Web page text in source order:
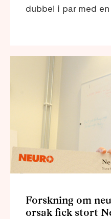
dubbel i par med
Forskning om
orsak fick stort